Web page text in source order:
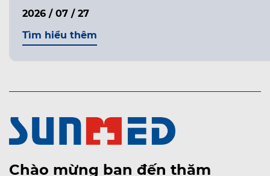
2026 / 07 / 27
Tìm hiểu thêm
Chào mừng bạn đến thăm